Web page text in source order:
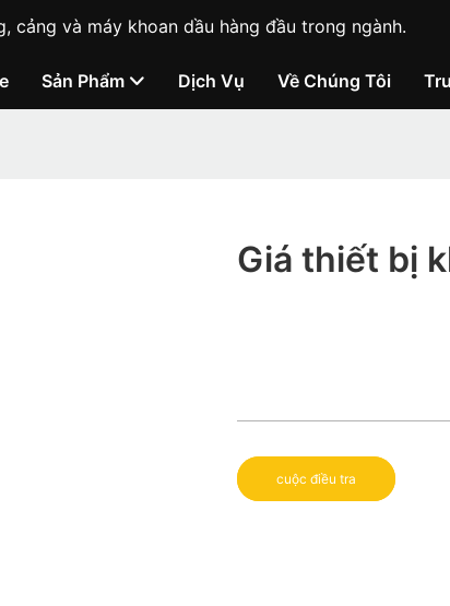
và máy khoan dầu hàng đầu trong ngành.
Sản Phẩm Dịch Vụ Về Chúng Tôi
Giá thiết bị
cuộc điều tra